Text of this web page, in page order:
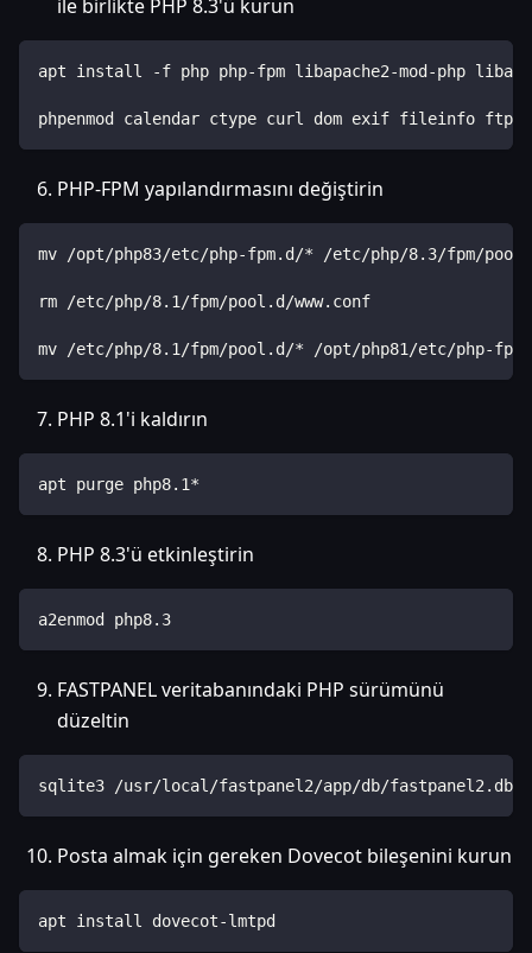
ile birlikte PHP 8.3'ü kurun
apt install -f php php-fpm libapache2-mod-php
phpenmod calendar ctype curl dom exif fileinfo ftp
PHP-FPM yapılandırmasını değiştirin
mv /opt/php83/etc/php-fpm.d/* /etc/php/8.3/fpm/
rm /etc/php/8.1/fpm/pool.d/www.conf
mv /etc/php/8.1/fpm/pool.d/* /opt/php81/etc/php-
PHP 8.1'i kaldırın
apt purge php8.1*
PHP 8.3'ü etkinleştirin
a2enmod php8.3
FASTPANEL veritabanındaki PHP sürümünü
düzeltin
sqlite3 /usr/local/fastpanel2/app/db/fastpanel2.db
Posta almak için gereken Dovecot bileşenini kurun
apt install dovecot-lmtpd